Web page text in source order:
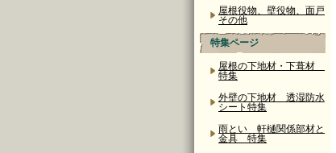
屋根役物、壁役物、面戸
その他
特集ページ
屋根の下地材・下葺材
特集
外壁の下地材 透湿防水
シート特集
雨とい 軒樋関係部材と
金具 特集